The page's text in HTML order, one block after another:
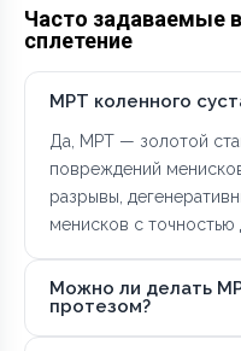
Часто задаваемые
сплетение
МРТ коленного
Да, МРТ — золотой
повреждений
разрывы,
менисков с точностью
Можно ли делать
протезом?